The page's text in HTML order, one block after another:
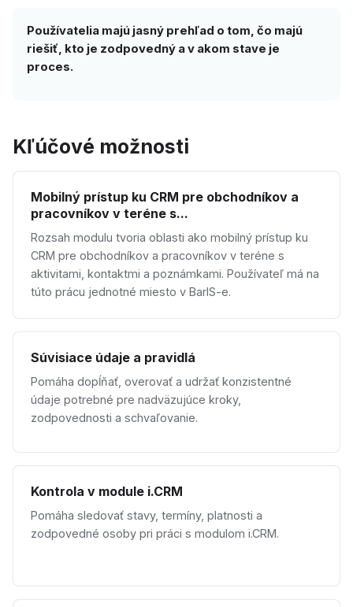
Používatelia majú jasný prehľad o tom, čo majú
riešiť, kto je zodpovedný a v akom stave je
proces.
Kľúčové možnosti
Mobilný prístup ku CRM pre obchodníkov a
pracovníkov v teréne s...
Rozsah modulu tvoria oblasti ako mobilný prístup ku
CRM pre obchodníkov a pracovníkov v teréne s
aktivitami, kontaktmi a poznámkami. Používateľ má na
túto prácu jednotné miesto v BarIS-e.
Súvisiace údaje a pravidlá
Pomáha dopĺňať, overovať a udržať konzistentné
údaje potrebné pre nadväzujúce kroky,
zodpovednosti a schvaľovanie.
Kontrola v module i.CRM
Pomáha sledovať stavy, termíny, platnosti a
zodpovedné osoby pri práci s modulom i.CRM.